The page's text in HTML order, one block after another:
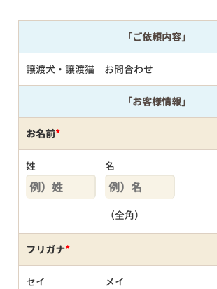
「ご依頼内容」
譲渡犬・譲渡猫 お問合わせ
「お客様情報」
お名前*
姓 名
（全角）
フリガナ*
セイ メイ